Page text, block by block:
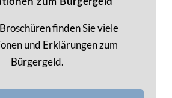
Broschüren finden Sie viele
und Erklärungen zum
Bürgergeld.